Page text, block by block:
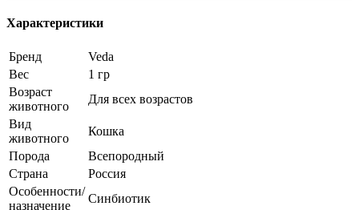
Характеристики
Бренд
Veda
Вес
1 гр
Возраст
животного
Для всех возрастов
Вид
животного
Кошка
Порода
Всепородный
Страна
Россия
Особенности/
назначение
Синбиотик